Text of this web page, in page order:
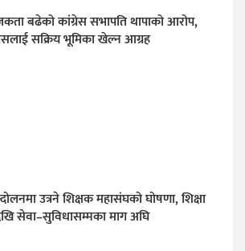
बढेको कांग्रेस सभापति थापाको आरोप,
सक्रिय भूमिका खेल्न आग्रह
उत्रने शिक्षक महासंघको घोषणा, शिक्षा
सेवा–सुविधासम्मका माग अघि